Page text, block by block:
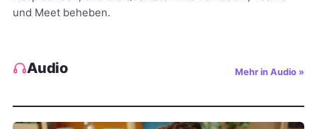
und Meet beheben.
Audio Mehr in Audio »